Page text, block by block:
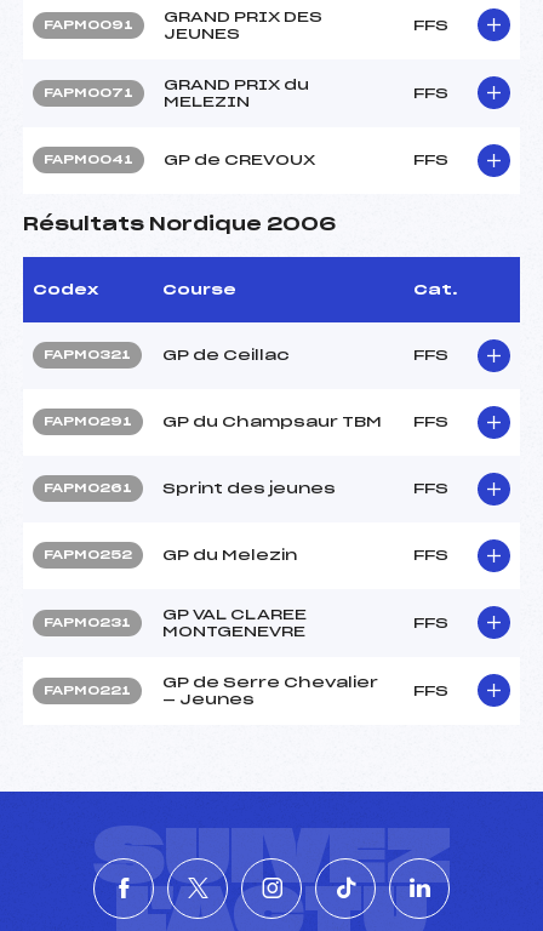
FAPM0091
GRAND PRIX DES
JEUNES
FFS
FAPM0071
GRAND PRIX du
MELEZIN
FFS
FAPM0041 GP de CREVOUX FFS
Résultats Nordique 2006
Codex Course Cat.
FAPM0321 GP de Ceillac FFS
FAPM0291 GP du Champsaur TBM FFS
FAPM0261 Sprint des jeunes FFS
FAPM0252 GP du Melezin FFS
FAPM0231
GP VAL CLAREE
MONTGENEVRE
FFS
FAPM0221
GP de Serre Chevalier
— Jeunes
FFS
SUIVEZ